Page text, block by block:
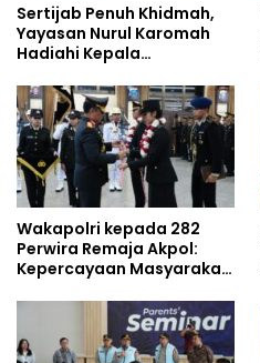
Sertijab Penuh Khidmah,
Yayasan Nurul Karomah
Hadiahi Kepala
Umrah
Wakapolri kepada 282
Perwira Remaja Akpol:
Kepercayaan Masyarakat